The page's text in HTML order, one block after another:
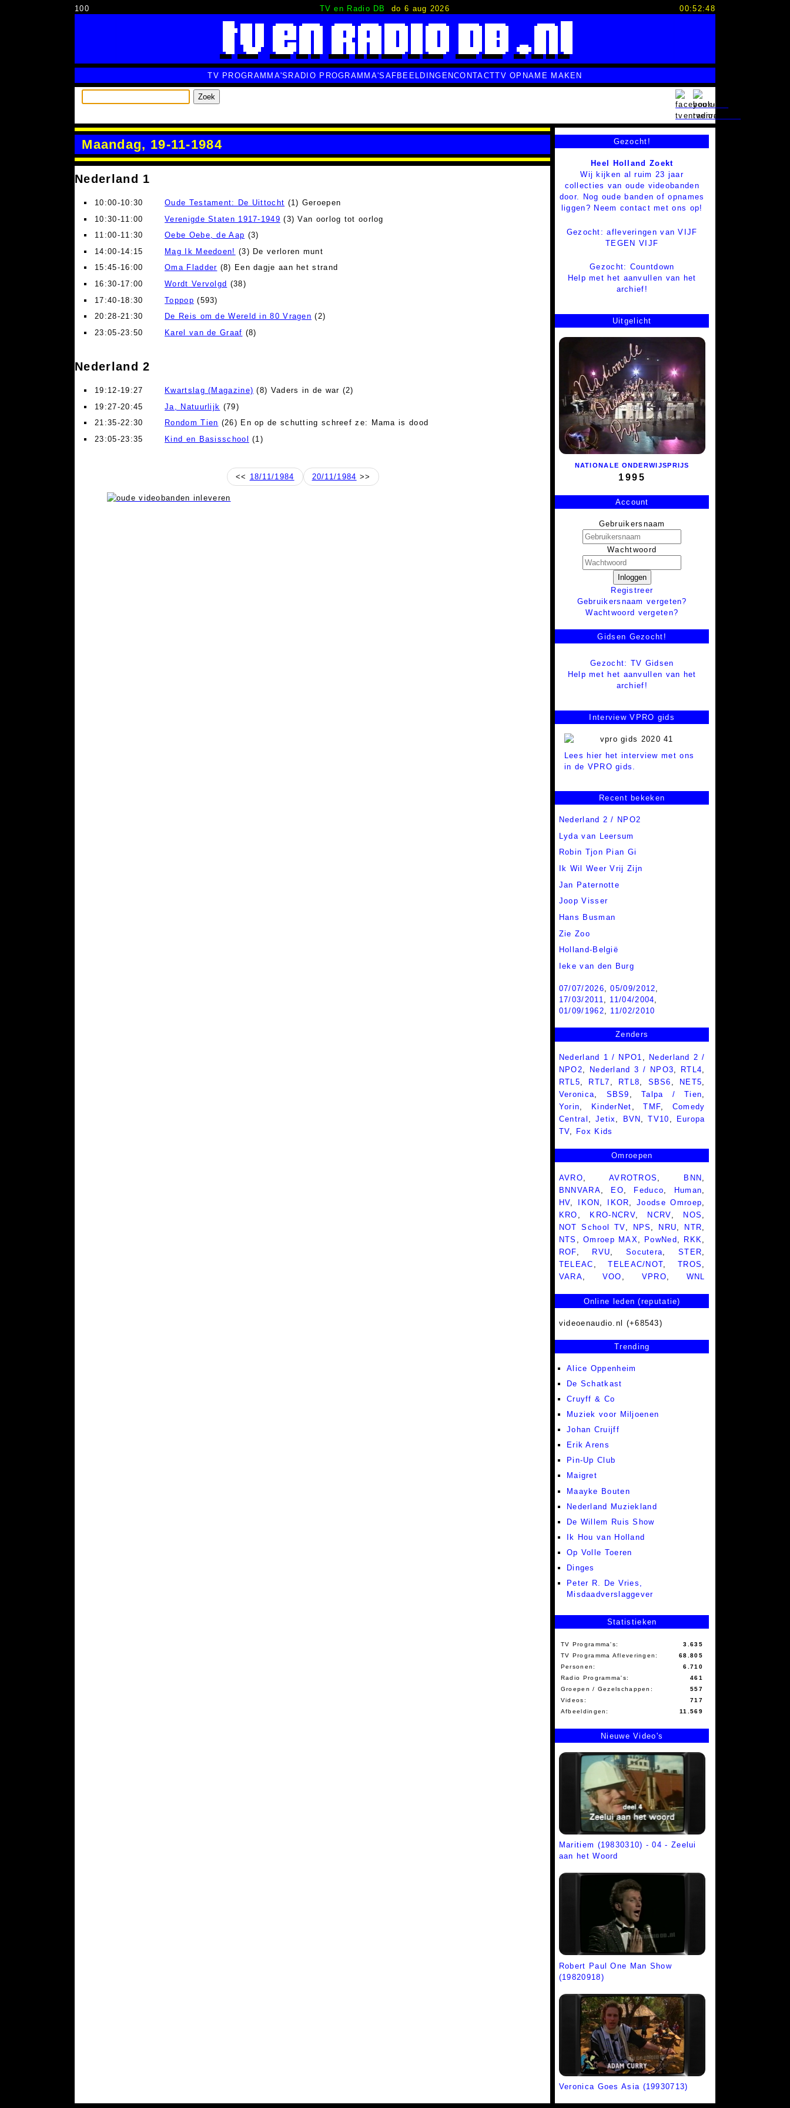
100 TV en Radio DB do 6 aug 2026 00:52:49
TV PROGRAMMA'S RADIO PROGRAMMA'S AFBEELDINGENCONTACTTV OPNAME MAKEN
Zoek
Maandag, 19-11-1984
Nederland 1
10:00-10:30 Oude Testament: De Uittocht (1) Geroepen
10:30-11:00
Verenigde Staten 1917-1949 (3) Van oorlog tot oorlog
11:00-11:30
Oebe Oebe, de Aap (3)
14:00-14:15
Mag Ik Meedoen! (3) De verloren munt
15:45-16:00
Oma Fladder (8) Een dagje aan het strand
16:30-17:00
Wordt Vervolgd (38)
17:40-18:30
Toppop (593)
20:28-21:30
De Reis om de Wereld in 80 Vragen (2)
23:05-23:50
Karel van de Graaf (8)
Nederland 2
19:12-19:27 Kwartslag (Magazine) (8) Vaders in de war (2)
19:27-20:45
Ja, Natuurlijk (79)
21:35-22:30
Rondom Tien (26) En op de schutting schreef ze: Mama is dood
23:05-23:35
Kind en Basisschool (1)
<< 18/11/1984 20/11/1984 >>
Gezocht!
Heel Holland Zoekt
Wij kijken al ruim 23 jaar
collecties van oude videobanden
door. Nog oude banden of opnames
liggen? Neem contact met ons op!
Gezocht: afleveringen van VIJF
TEGEN VIJF
Gezocht: Countdown
Help met het aanvullen van het
archief!
Uitgelicht
NATIONALE ONDERWIJSPRIJS
1995
Account
Gebruikersnaam
Wachtwoord
Inloggen
Registreer
Gebruikersnaam vergeten?
Wachtwoord vergeten?
Gidsen Gezocht!
Gezocht: TV Gidsen
Help met het aanvullen van het
archief!
Interview VPRO gids
Lees hier het interview met ons
in de VPRO gids.
Recent bekeken
Nederland 2 / NPO2
Lyda van Leersum
Robin Tjon Pian Gi
Ik Wil Weer Vrij Zijn
Jan Paternotte
Joop Visser
Hans Busman
Zie Zoo
Holland-België
Ieke van den Burg
07/07/2026,05/09/2012,
17/03/2011, 11/04/2004,
01/09/1962, 11/02/2010
Zenders
Nederland 1 / NPO1
Nederland 2 /
NPO2
Nederland 3 / NPO3 RTL4
RTL5
RTL7 RTL8 SBS6 NET5
Veronica
SBS9 ,Talpa / Tien
Yorin
KinderNet ,TMF
Comedy
Central
Jetix BVN ,TV10
Europa
TV
Fox Kids
Omroepen
AVRO, AVROTROS , BNN ,
BNNVARA, EO, Feduco, Human,
HV, IKON , IKOR,Joodse Omroep,
KRO , KRO-NCRV, NCRV, NOS ,
NOT School TV, NPS , NRU, NTR,
NTS ,Omroep MAX, PowNed , RKK,
ROF, RVU, Socutera,STER,
TELEAC ,TELEAC/NOT,TROS ,
VARA, VOO , VPRO, WNL
Online leden (reputatie)
videoenaudio.nl (+68543)
Trending
Alice Oppenheim
De Schatkast
Cruyff & Co
Muziek voor Miljoenen
Johan Cruijff
Erik Arens
Pin-Up Club
Maigret
Maayke Bouten
Nederland Muziekland
De Willem Ruis Show
Ik Hou van Holland
Op Volle Toeren
Dinges
Peter R. De Vries,
Misdaadverslaggever
Statistieken
TV Programma's:
3.635
TV Programma Afleveringen:
68.805
Personen:
6.710
Radio Programma's:
461
Groepen / Gezelschappen:
557
Videos:
717
Afbeeldingen:
11.569
Nieuwe Video's
Maritiem (19830310) - 04 - Zeelui
aan het Woord
Robert Paul One Man Show
(19820918)
Veronica Goes Asia (19930713)